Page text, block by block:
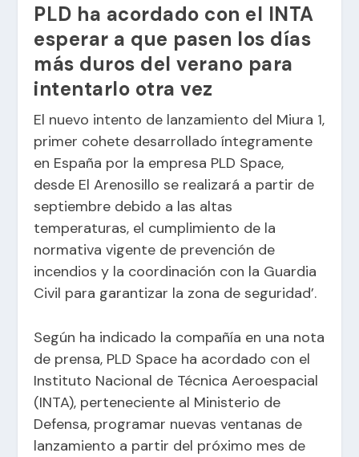
PLD ha acordado con el INTA
esperar a que pasen los días
más duros del verano para
intentarlo otra vez
El nuevo intento de lanzamiento del Miura 1,
primer cohete desarrollado íntegramente
en España por la empresa PLD Space,
desde El Arenosillo se realizará a partir de
septiembre debido a las altas
temperaturas, el cumplimiento de la
normativa vigente de prevención de
incendios y la coordinación con la Guardia
Civil para garantizar la zona de seguridad’.
Según ha indicado la compañía en una nota
de prensa, PLD Space ha acordado con el
Instituto Nacional de Técnica Aeroespacial
(INTA), perteneciente al Ministerio de
Defensa, programar nuevas ventanas de
lanzamiento a partir del próximo mes de